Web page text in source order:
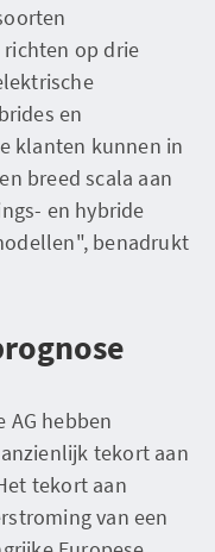
op drie
en
klanten kunnen in
breed scala aan
en hybride
benadrukt
AG hebben
tekort aan
tekort aan
van een